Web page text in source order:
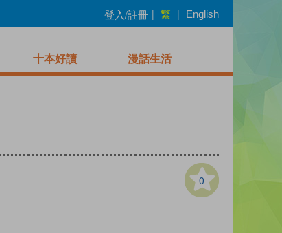
登入/註冊 | 繁 | English
十本好讀 漫話生活
0